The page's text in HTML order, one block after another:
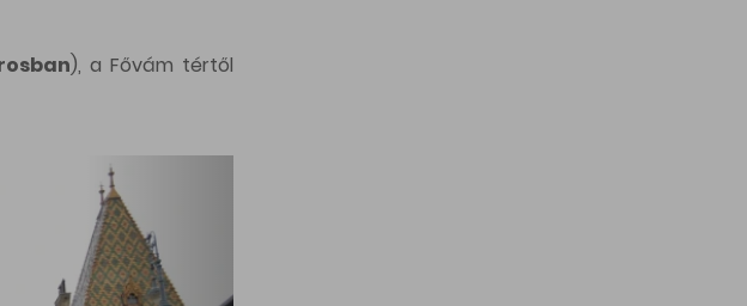
), a Fővám tértől
(
A Király utca
Teréz templomban.
ez egy vigalmi negyed